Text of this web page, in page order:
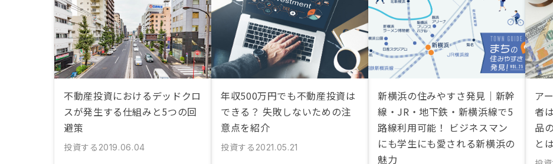
不動産投資におけるデッドクロ
スが発生する仕組みと5つの回
避策
投資する 2019.06.04
年収500万円でも不動産投資は
できる？ 失敗しないための注
意点を紹介
投資する 2021.05.21
新横浜の住みやすさ発見｜新幹
線・JR・地下鉄・新横浜線で5
路線利用可能！ ビジネスマン
にも学生にも愛される新横浜の
魅力
ア
者
品
と